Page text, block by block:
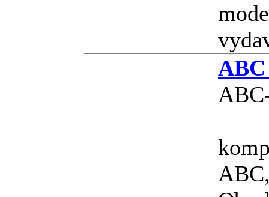
ABC